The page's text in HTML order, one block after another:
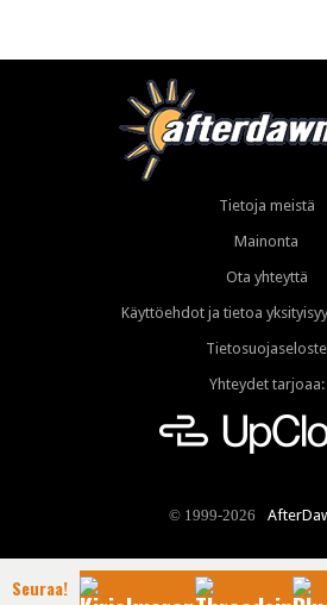
Tietoja meistä
Mainonta
Ota yhteyttä
Käyttöehdot ja tietoa
Tietosuojaseloste
Yhteydet tarjoaa:
© 1999-2026
Seuraa!